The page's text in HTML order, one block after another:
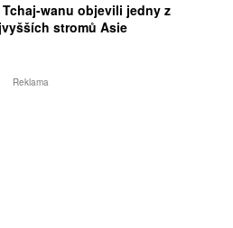
Tchaj-wanu objevili jedny z
stromů Asie
Reklama